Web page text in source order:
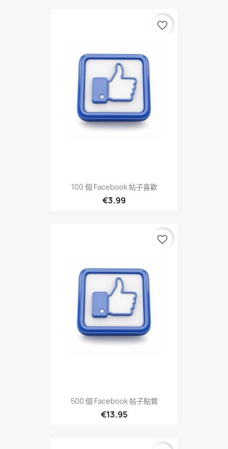
100 個 Facebook 帖子喜歡
€3.99
favorite_border
500 個 Facebook 帖子點贊
€13.95
favorite_border